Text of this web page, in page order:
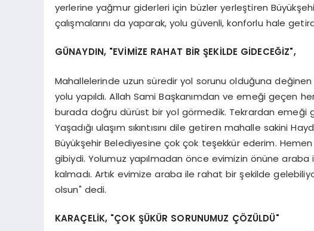
yerlerine yağmur giderleri için büzler yerleştiren
çalışmalarını da yaparak, yolu güvenli, konforlu hale
GÜNAYDIN, "EVİMİZE RAHAT BİR ŞEKİLDE GİDECEĞİZ",
Mahallelerinde uzun süredir yol sorunu olduğuna
yolu yapıldı. Allah Sami Başkanımdan ve emeği geçen
burada doğru dürüst bir yol görmedik. Tekrardan emeği
Yaşadığı ulaşım sıkıntısını dile getiren mahalle sakini
Büyükşehir Belediyesine çok çok teşekkür ederim.
gibiydi. Yolumuz yapılmadan önce evimizin önüne
kalmadı. Artık evimize araba ile rahat bir şekilde
olsun" dedi.
KARAÇELİK, "ÇOK ŞÜKÜR SORUNUMUZ ÇÖZÜLDÜ"